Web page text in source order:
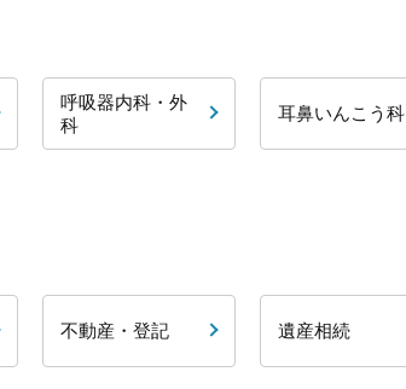
呼吸器内科・外
科
耳鼻いんこう科
不動産・登記 遺産相続